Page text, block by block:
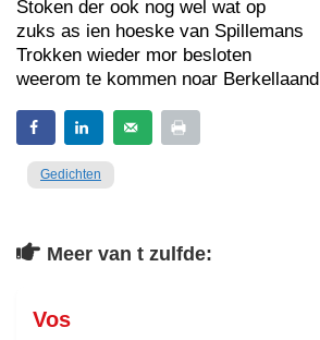
Stoken der ook nog wel wat op
zuks as ien hoeske van Spillemans
Trokken wieder mor besloten
weerom te kommen noar Berkellaand
Gedichten
Meer van t zulfde:
Vos